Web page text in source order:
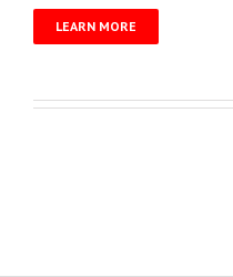
LEARN MORE